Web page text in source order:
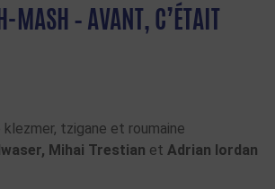
MASH – AVANT, C’ÉTAIT
tzigane et roumaine
Mihai Trestian et Adrian Iordan